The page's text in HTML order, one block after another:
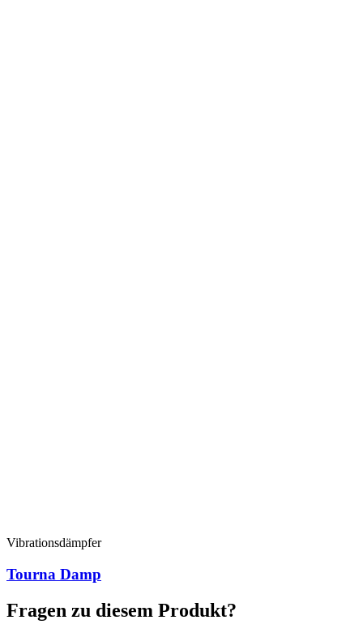
Vibrationsdämpfer
Tourna Damp
Fragen zu diesem Produkt?